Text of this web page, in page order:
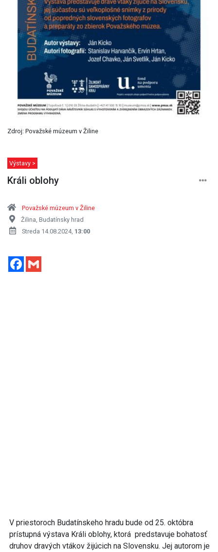
Zdroj: Považské múzeum v Žiline
Výstavy >
Králi oblohy
Považské múzeum v Žiline
Žilina, Budatínsky hrad
Streda 14.08.2024, 13:00
Facebook
V priestoroch Budatínskeho hradu bude od 25. októbra
prístupná výstava Králi oblohy, ktorá predstavuje bohatosť
druhov dravých vtákov žijúcich na Slovensku. Jej autorom je